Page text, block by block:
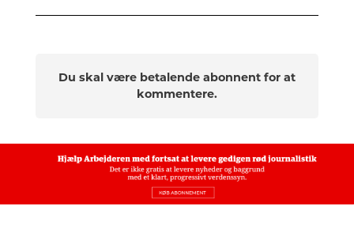
Du skal være betalende abonnent for at
kommentere.